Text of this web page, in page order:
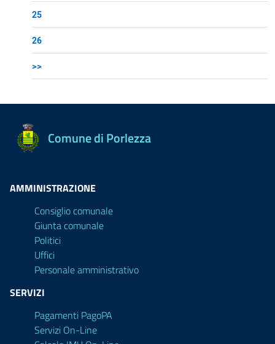
25
26
>>
Comune di Porlezza
AMMINISTRAZIONE
Consiglio comunale
Giunta comunale
Politici
Uffici
Personale amministrativo
SERVIZI
Pagamenti PagoPA
Servizi On-Line